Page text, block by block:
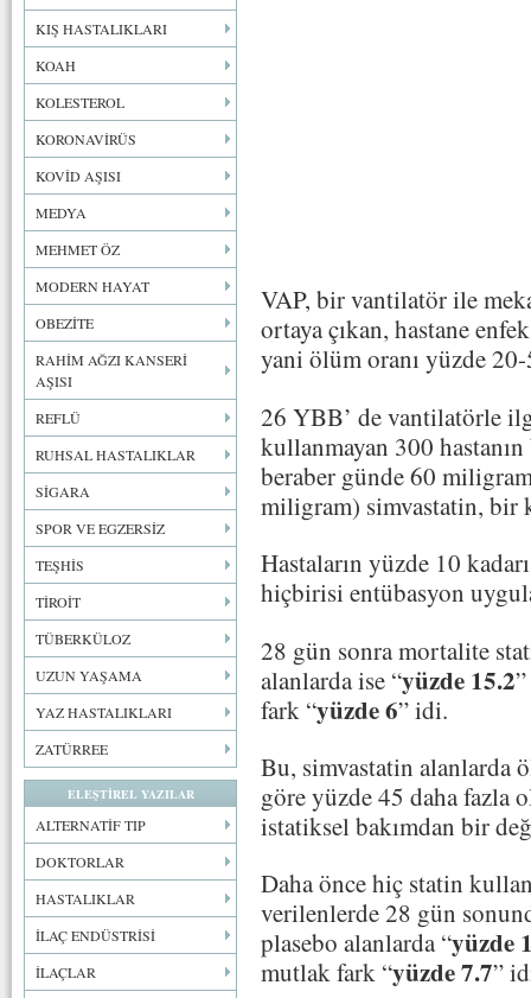
KIŞ HASTALIKLARI
KOAH
KOLESTEROL
KORONAVİRÜS
KOVİD AŞISI
MEDYA
MEHMET ÖZ
MODERN HAYAT
OBEZİTE
RAHİM AĞZI KANSERİ
AŞISI
REFLÜ
RUHSAL HASTALIKLAR
SİGARA
SPOR VE EGZERSİZ
TEŞHİS
TİROİT
TÜBERKÜLOZ
UZUN YAŞAMA
YAZ HASTALIKLARI
ZATÜRREE
ELEŞTİREL YAZILAR
ALTERNATİF TIP
DOKTORLAR
HASTALIKLAR
İLAÇ ENDÜSTRİSİ
İLAÇLAR
VAP, bir vantilatör ile
ortaya çıkan, hastane
yani ölüm oranı yüzde
26 YBB’ de vantilatörle
kullanmayan 300
beraber günde 60
miligram) simvastatin, bir
Hastaların yüzde 10
hiçbirisi entübasyon
28 gün sonra mortalite
alanlarda ise “yüzde 15.2
fark “yüzde 6” idi.
Bu, simvastatin alanlarda
göre yüzde 45 daha fazla
istatiksel bakımdan bir
Daha önce hiç statin
verilenlerde 28 gün
plasebo alanlarda “yüzde
mutlak fark “yüzde 7.7”